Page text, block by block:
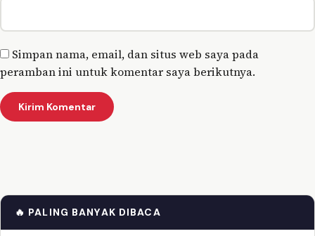
Simpan nama, email, dan situs web saya pada
peramban ini untuk komentar saya berikutnya.
🔥 PALING BANYAK DIBACA